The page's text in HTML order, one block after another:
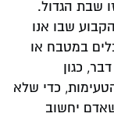
שבת הגדול.
שבו אנו
במטבח או
כגון
כדי שלא
יחשוב